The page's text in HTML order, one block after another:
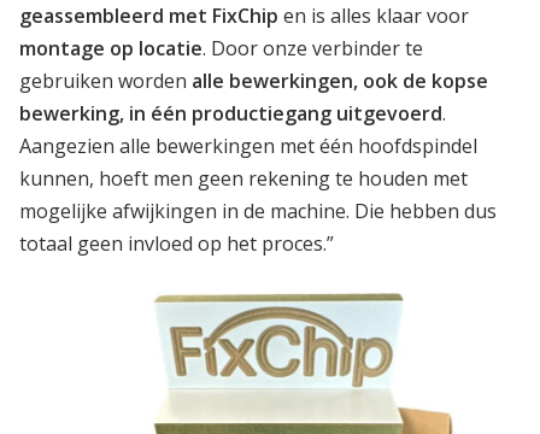
geassembleerd met FixChip en is alles klaar voor
montage op locatie. Door onze verbinder te
gebruiken worden alle bewerkingen, ook de kopse
bewerking, in één productiegang uitgevoerd.
Aangezien alle bewerkingen met één hoofdspindel
kunnen, hoeft men geen rekening te houden met
mogelijke afwijkingen in de machine. Die hebben dus
totaal geen invloed op het proces.”